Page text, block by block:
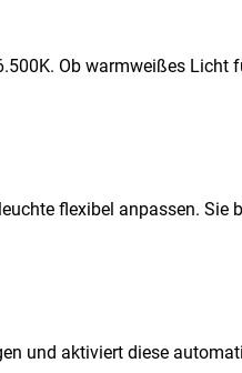
Ob warmweißes
flexibel anpassen.
und aktiviert diese